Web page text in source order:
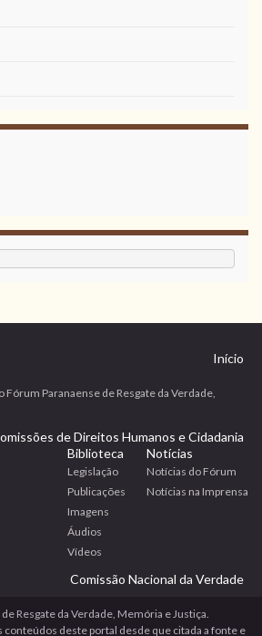
Início
Fórum Paranaense de Resgate da Verdade,
de Direitos Humanos e Cidadania
Biblioteca
Legislação
Publicações
Imagens
Áudios
Vídeos
Notícias
Notícias do Fórum
Notícias na Imprensa
Comissão Nacional da Verdade
Resgate da Verdade, Memória e Justiça.
deste portal desde que citada a fonte e